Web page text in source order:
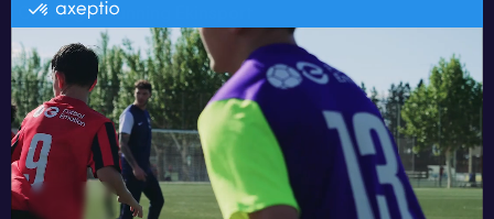
Catalogue running Ekinsport
Blog
Une société de :